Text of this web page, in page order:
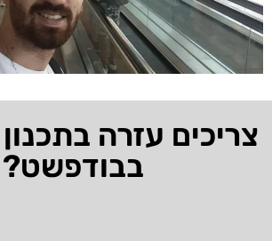
צריכים עזרה
בבודפשט?